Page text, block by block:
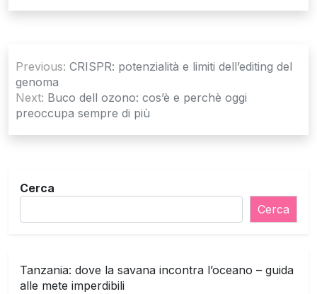
articoli
Previous: CRISPR: potenzialità e limiti dell’editing del
genoma
Next: Buco dell ozono: cos’è e perchè oggi
preoccupa sempre di più
Cerca
Cerca
Tanzania: dove la savana incontra l’oceano – guida
alle mete imperdibili